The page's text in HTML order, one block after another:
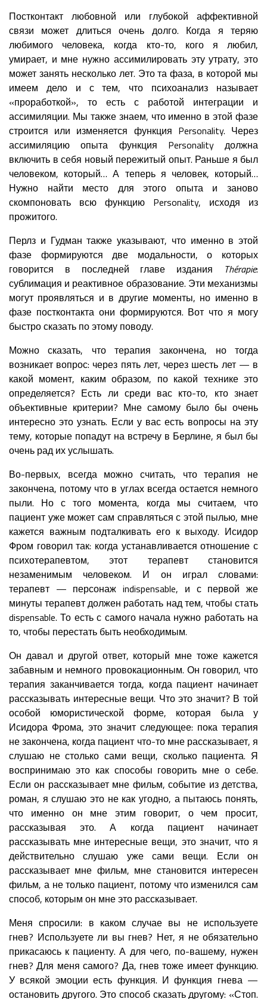
Постконтакт любовной или глубокой аффективной
связи может длиться очень долго. Когда я теряю
любимого человека, когда кто-то, кого я любил,
умирает, и мне нужно ассимилировать эту утрату, это
может занять несколько лет. Это та фаза, в которой мы
имеем дело и с тем, что психоанализ называет
«проработкой», то есть с работой интеграции и
ассимиляции. Мы также знаем, что именно в этой фазе
строится или изменяется функция Personality. Через
ассимиляцию опыта функция Personality должна
включить в себя новый пережитый опыт. Раньше я был
человеком, который… А теперь я человек, который…
Нужно найти место для этого опыта и заново
скомпоновать всю функцию Personality, исходя из
прожитого.
Перлз и Гудман также указывают, что именно в этой
фазе формируются две модальности, о которых
говорится в последней главе издания Thérapie:
сублимация и реактивное образование. Эти механизмы
могут проявляться и в другие моменты, но именно в
фазе постконтакта они формируются. Вот что я могу
быстро сказать по этому поводу.
Можно сказать, что терапия закончена, но тогда
возникает вопрос: через пять лет, через шесть лет — в
какой момент, каким образом, по какой технике это
определяется? Есть ли среди вас кто-то, кто знает
объективные критерии? Мне самому было бы очень
интересно это узнать. Если у вас есть вопросы на эту
тему, которые попадут на встречу в Берлине, я был бы
очень рад их услышать.
Во-первых, всегда можно считать, что терапия не
закончена, потому что в углах всегда остается немного
пыли. Но с того момента, когда мы считаем, что
пациент уже может сам справляться с этой пылью, мне
кажется важным подталкивать его к выходу. Исидор
Фром говорил так: когда устанавливается отношение с
психотерапевтом, этот терапевт становится
незаменимым человеком. И он играл словами:
терапевт — персонаж indispensable, и с первой же
минуты терапевт должен работать над тем, чтобы стать
dispensable. То есть с самого начала нужно работать на
то, чтобы перестать быть необходимым.
Он давал и другой ответ, который мне тоже кажется
забавным и немного провокационным. Он говорил, что
терапия заканчивается тогда, когда пациент начинает
рассказывать интересные вещи. Что это значит? В той
особой юмористической форме, которая была у
Исидора Фрома, это значит следующее: пока терапия
не закончена, когда пациент что-то мне рассказывает, я
слушаю не столько сами вещи, сколько пациента. Я
воспринимаю это как способы говорить мне о себе.
Если он рассказывает мне фильм, событие из детства,
роман, я слушаю это не как угодно, а пытаюсь понять,
что именно он мне этим говорит, о чем просит,
рассказывая это. А когда пациент начинает
рассказывать мне интересные вещи, это значит, что я
действительно слушаю уже сами вещи. Если он
рассказывает мне фильм, мне становится интересен
фильм, а не только пациент, потому что изменился сам
способ, которым он мне это рассказывает.
Меня спросили: в каком случае вы не используете
гнев? Используете ли вы гнев? Нет, я не обязательно
прикасаюсь к пациенту. А для чего, по-вашему, нужен
гнев? Для меня самого? Да, гнев тоже имеет функцию.
У всякой эмоции есть функция. И функция гнева —
остановить другого. Это способ сказать другому: «Стоп.